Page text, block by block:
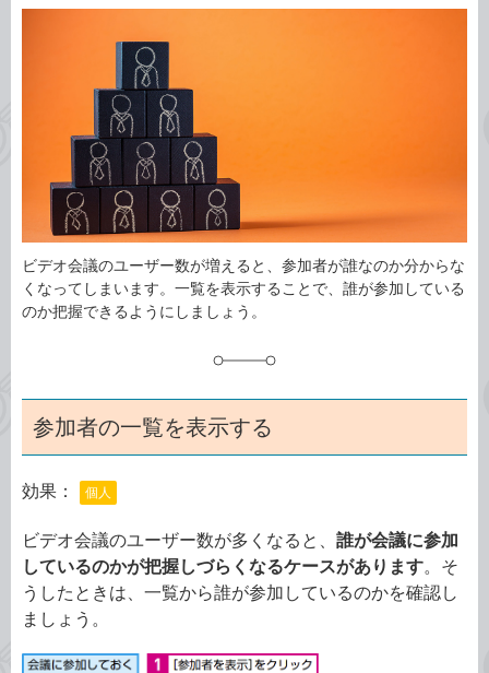
カ
ビデオ会議のユーザー数が増えると、参加者が誰なのか分からな
くなってしまいます。一覧を表示することで、誰が参加している
のか把握できるようにしましょう。
参加者の一覧を表示する
効果： 個人
ビデオ会議のユーザー数が多くなると、 誰が会議に参加
しているのかが把握しづらくなるケースがあります。そ
うしたときは、一覧から誰が参加しているのかを確認し
ましょう。